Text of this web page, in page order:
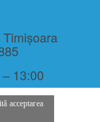
13:00
acceptarea